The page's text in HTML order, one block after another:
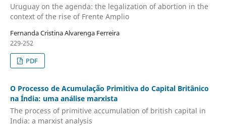
Uruguay on the agenda: the legalization of abortion in the
context of the rise of Frente Amplio
Fernanda Cristina Alvarenga Ferreira
229-252
PDF
O Processo de Acumulação Primitiva do Capital Britânico
na Índia: uma análise marxista
The process of primitive accumulation of british capital in
India: a marxist analysis